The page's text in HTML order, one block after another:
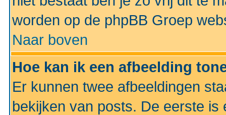
worden op de phpBB Groep
Naar boven
Hoe kan ik een afbeelding
Er kunnen twee afbeeldingen
bekijken van posts. De eerste